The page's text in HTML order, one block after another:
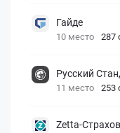
Гайде
10 место 287
Русский
11 место 253
Zetta-